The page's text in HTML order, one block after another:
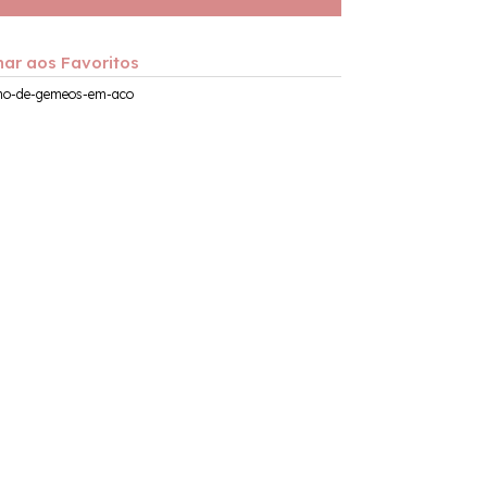
aos Favoritos
de-gemeos-em-aco